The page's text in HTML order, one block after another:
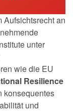
Aufsichtsrecht an
unter
wie die EU
Resilience
konsequentes
und